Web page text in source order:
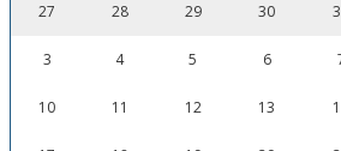
27 28 29 30
3 4 5 6
10 11 12 13